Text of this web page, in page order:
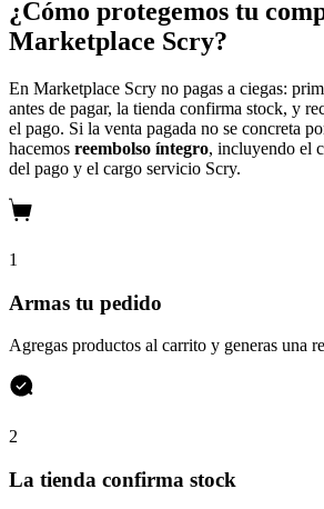
¿Cómo protegemos tu
Marketplace Scry?
En Marketplace Scry no pagas a ciegas:
antes de pagar, la tienda confirma stock, y
el pago. Si la venta pagada no se concreta
hacemos reembolso íntegro, incluyendo el
del pago y el cargo servicio Scry.
1
Armas tu pedido
Agregas productos al carrito y generas una
2
La tienda confirma stock